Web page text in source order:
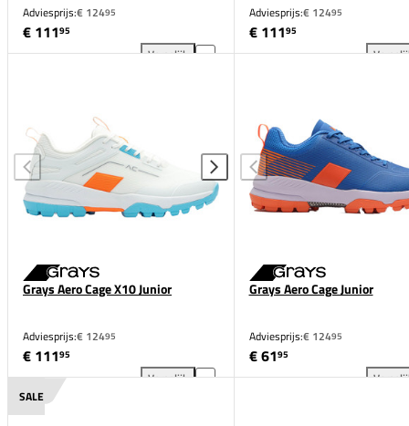
Adviesprijs:€ 12495
€ 11195
Vergelijk
Adviesprijs:€ 12495
€ 11195
Grays Aero Cage X10 Junior
Adviesprijs:€ 12495
€ 11195
Vergelijk
Grays Aero Cage Junior
Adviesprijs:€ 12495
€ 6195
SALE